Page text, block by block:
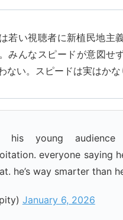
若い視聴者に新植民地主
みんなスピードが意図せ
ない。スピードは実はかな
his young
everyone saying
he’s way smarter than
January 6, 2026